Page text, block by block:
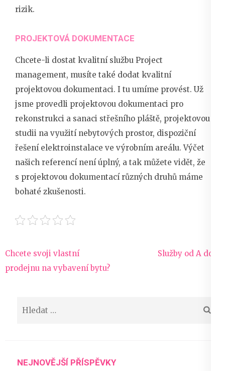
rizik.
PROJEKTOVÁ DOKUMENTACE
Chcete-li dostat kvalitní službu Project
management, musíte také dodat kvalitní
projektovou dokumentaci. I tu umíme provést. Už
jsme provedli projektovou dokumentaci pro
rekonstrukci a sanaci střešního pláště, projektovou
studii na využití nebytových prostor, dispoziční
řešení elektroinstalace ve výrobním areálu. Výčet
našich referencí není úplný, a tak můžete vidět, že
s projektovou dokumentací různých druhů máme
bohaté zkušenosti.
Navigace
pro
Chcete svoji vlastní
prodejnu na vybavení bytu?
Služby od A do Z
NEJNOVĚJŠÍ PŘÍSPĚVKY